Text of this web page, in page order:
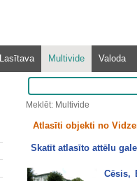
Lasītava Multivide Valoda
Meklēt: Multivide
Atlasīti objekti no
Skatīt atlasīto attēlu
Cēsis,